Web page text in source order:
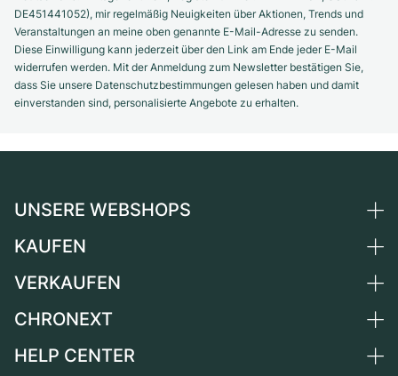
DE451441052), mir regelmäßig Neuigkeiten über Aktionen, Trends und
Veranstaltungen an meine oben genannte E-Mail-Adresse zu senden.
Diese Einwilligung kann jederzeit über den Link am Ende jeder E-Mail
widerrufen werden. Mit der Anmeldung zum Newsletter bestätigen Sie,
dass Sie unsere Datenschutzbestimmungen gelesen haben und damit
einverstanden sind, personalisierte Angebote zu erhalten.
UNSERE WEBSHOPS
Deutschland
Schweiz
Frankreich
KAUFEN
Alle Luxusuhren
Independent Brands
VERKAUFEN
Uhr verkaufen
CHRONEXT
Über uns
HELP CENTER